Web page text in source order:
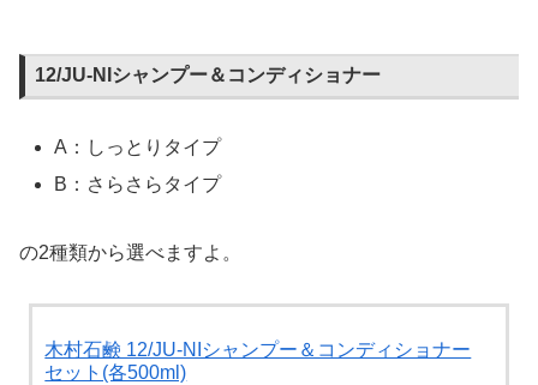
12/JU-NIシャンプー＆コンディショナー
A：しっとりタイプ
B：さらさらタイプ
の2種類から選べますよ。
木村石鹸 12/JU-NIシャンプー＆コンディショナー
セット(各500ml)